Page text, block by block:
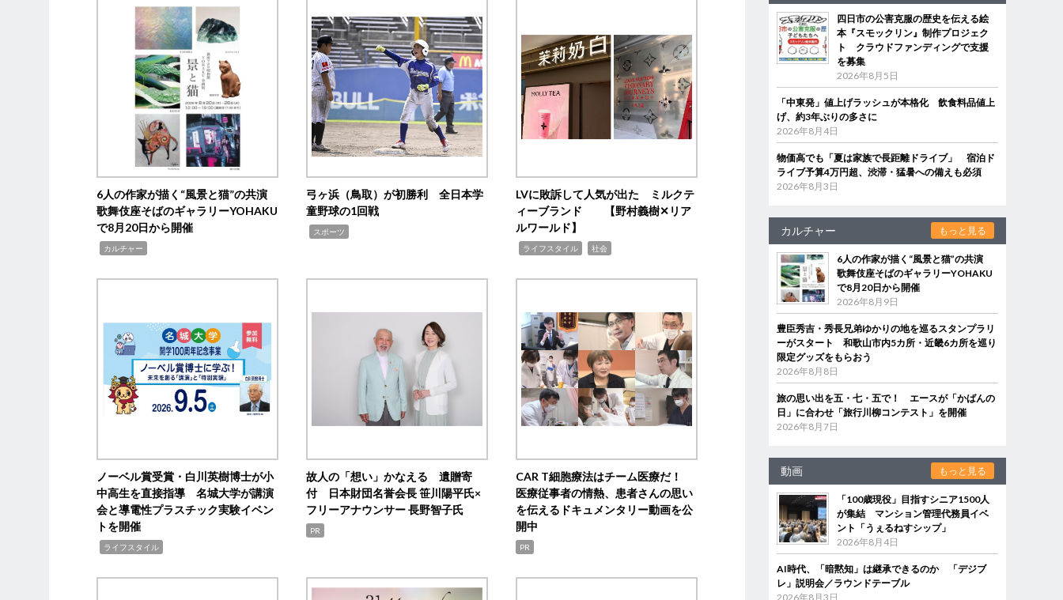
6人の作家が描く“風景と猫”の共演
歌舞伎座そばのギャラリーYOHAKU
で8月20日から開催
カルチャー
弓ヶ浜（鳥取）が初勝利 全日本学
童野球の1回戦
スポーツ
LVに敗訴して人気が出た ミルクテ
ィーブランド 【野村義樹✕リア
ルワールド】
ライフスタイル 社会
ノーベル賞受賞・白川英樹博士が小
中高生を直接指導 名城大学が講演
会と導電性プラスチック実験イベン
トを開催
ライフスタイル
故人の「想い」かなえる 遺贈寄
付 日本財団名誉会長 笹川陽平氏×
フリーアナウンサー 長野智子氏
PR
CAR T細胞療法はチーム医療だ！
医療従事者の情熱、患者さんの思い
を伝えるドキュメンタリー動画を公
開中
PR
四日市の公害克服の歴史を伝える絵
本『スモックリン』制作プロジェク
ト クラウドファンディングで支援
を募集
2026年8月5日
「中東発」値上げラッシュが本格化 飲食料品値上
げ、約3年ぶりの多さに
2026年8月4日
物価高でも「夏は家族で長距離ドライブ」 宿泊ド
ライブ予算4万円超、渋滞・猛暑への備えも必須
2026年8月3日
カルチャー もっと見る
6人の作家が描く“風景と猫”の共演
歌舞伎座そばのギャラリーYOHAKU
で8月20日から開催
2026年8月9日
豊臣秀吉・秀長兄弟ゆかりの地を巡るスタンプラリ
ーがスタート 和歌山市内5カ所・近畿6カ所を巡り
限定グッズをもらおう
2026年8月8日
旅の思い出を五・七・五で！ エースが「かばんの
日」に合わせ「旅行川柳コンテスト」を開催
2026年8月7日
動画 もっと見る
「100歳現役」目指すシニア1500人
が集結 マンション管理代務員イベ
ント「うぇるねすシップ」
2026年8月4日
AI時代、「暗黙知」は継承できるのか 「デジブ
レ」説明会／ラウンドテーブル
2026年8月3日